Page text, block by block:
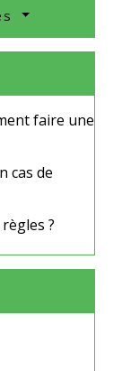
faire une
cas de
?